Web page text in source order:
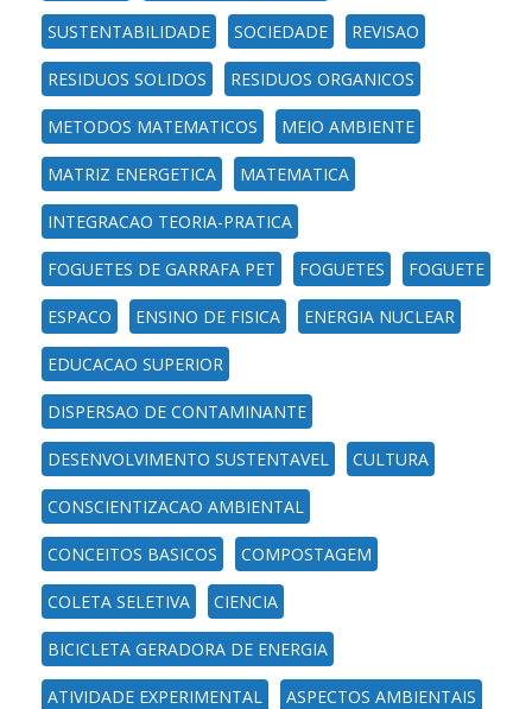
SUSTENTABILIDADE SOCIEDADE REVISAO
RESIDUOS SOLIDOS RESIDUOS ORGANICOS
METODOS MATEMATICOS MEIO AMBIENTE
MATRIZ ENERGETICA MATEMATICA
INTEGRACAO TEORIA-PRATICA
FOGUETES DE GARRAFA PET FOGUETES FOGUETE
ESPACO ENSINO DE FISICA ENERGIA NUCLEAR
EDUCACAO SUPERIOR
DISPERSAO DE CONTAMINANTE
DESENVOLVIMENTO SUSTENTAVEL CULTURA
CONSCIENTIZACAO AMBIENTAL
CONCEITOS BASICOS COMPOSTAGEM
COLETA SELETIVA CIENCIA
BICICLETA GERADORA DE ENERGIA
ATIVIDADE EXPERIMENTAL ASPECTOS AMBIENTAIS